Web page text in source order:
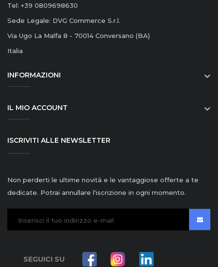
Tel: +39 0809698630
Sede Legale: DVG Commerce S.r.l.
Via Ugo La Malfa 8 - 70014 Conversano (BA)
Italia
INFORMAZIONI 
IL MIO ACCOUNT 
ISCRIVITI ALLE NEWSLETTER
Non perderti le ultime novità e le vantaggiose offerte a te
dedicate. Potrai annullare l'iscrizione in ogni momento.
SEGUICI SU